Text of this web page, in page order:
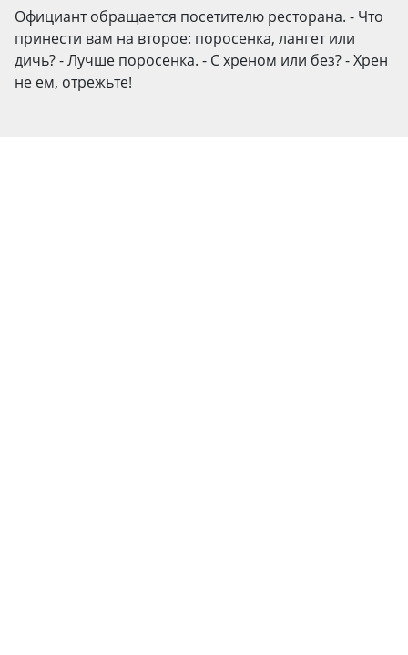
Официант обращается посетителю ресторана. - Что
принести вам на второе: поросенка, лангет или
дичь? - Лучше поросенка. - С хреном или без? - Хрен
не ем, отрежьте!